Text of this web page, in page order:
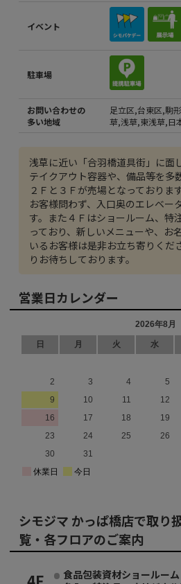
イベント
駐車場
お問い合わせの
多い地域
足立区,台東区,駒
草,浅草,東浅草,日
浅草に近い「合羽橋道具街」に面
テイクアウト容器や、備品等を多
２Ｆと３Ｆが売場となっておりま
お客様問わず、入口奥のエレベー
す。また４Ｆはショールーム、特
っており、新しいメニューや、お
いるお客様は是非お立ち寄りくだ
りお待ちしております。
営業日カレンダー
シモジマ かっぱ橋店で取り
覧・各フロアのご案内
食品包装資材ショールーム